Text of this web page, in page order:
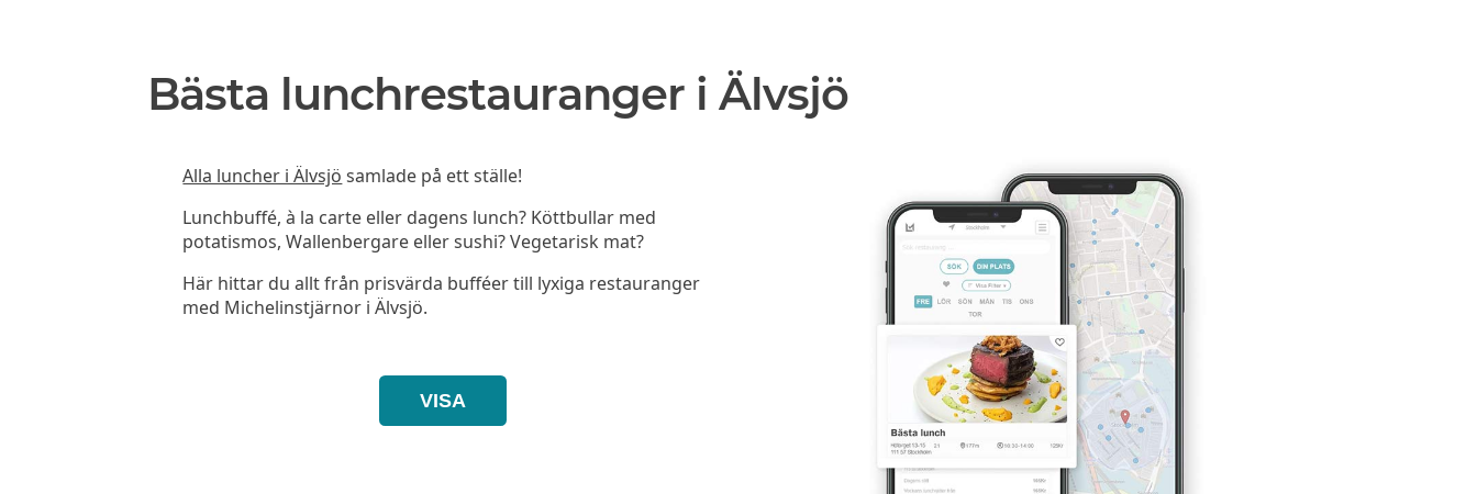
Bästa lunchrestauranger i Älvsjö
Alla luncher i Älvsjö samlade på ett ställe!
Lunchbuffé, à la carte eller dagens lunch? Köttbullar med
potatismos, Wallenbergare eller sushi? Vegetarisk mat?
Här hittar du allt från prisvärda bufféer till lyxiga restauranger
med Michelinstjärnor i Älvsjö.
VISA